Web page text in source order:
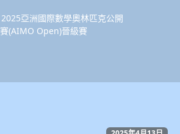
2025亞洲國際數學奧林匹克公開
賽(AIMO Open)晉級賽